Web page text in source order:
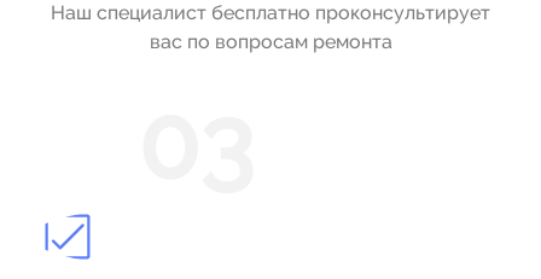
Наш специалист бесплатно проконсультирует
вас по вопросам ремонта